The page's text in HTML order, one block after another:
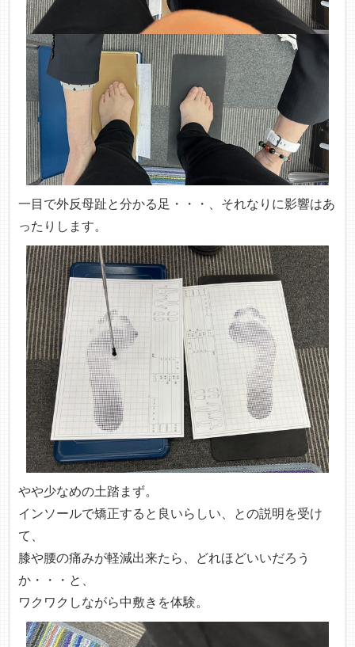
一目で外反母趾と分かる足・・・、それなりに影響はあ
ったりします。
やや少なめの土踏まず。
インソールで矯正すると良いらしい、との説明を受け
て、
膝や腰の痛みが軽減出来たら、どれほどいいだろう
か・・・と、
ワクワクしながら中敷きを体験。